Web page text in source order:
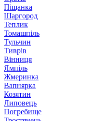
Піщанка
Шаргород
Теплик
Томашпіль
Тульчин
Тиврів
Вінниця
Ямпіль
Жмеринка
Вапнярка
Козятин
Липовець
Погребище